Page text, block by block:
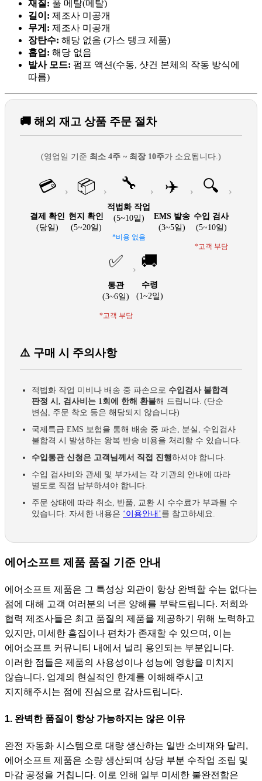
재질: 풀 메탈(메탈)
길이: 제조사 미공개
무게: 제조사 미공개
장탄수: 해당 없음 (가스 탱크 제품)
홉업: 해당 없음
발사 모드: 펌프 액션(수동, 샷건 본체의 작동 방식에
따름)
🚚 해외 재고 상품 주문 절차
(영업일 기준 최소 4주 ~ 최장 10주가 소요됩니다.)
💳
결제 확인
(당일)
› 📦
현지 확인
(5~20일)
› 🔧
적법화 작업
(5~10일)
*비용 없음
› ✈️
EMS 발송
(3~5일)
› 🔍
수입 검사
(5~10일)
*고객 부담
›
✅
통관
(3~6일)
*고객 부담
› 🚚
수령
(1~2일)
⚠️ 구매 시 주의사항
적법화 작업 미비나 배송 중 파손으로 수입검사 불합격
판정 시, 검사비는 1회에 한해 환불해 드립니다. (단순
변심, 주문 착오 등은 해당되지 않습니다)
국제특급 EMS 보험을 통해 배송 중 파손, 분실, 수입검사
불합격 시 발생하는 왕복 반송 비용을 처리할 수 있습니다.
수입통관 신청은 고객님께서 직접 진행하셔야 합니다.
수입 검사비와 관세 및 부가세는 각 기관의 안내에 따라
별도로 직접 납부하셔야 합니다.
주문 상태에 따라 취소, 반품, 교환 시 수수료가 부과될 수
있습니다. 자세한 내용은 ‘이용안내’를 참고하세요.
에어소프트 제품 품질 기준 안내
에어소프트 제품은 그 특성상 외관이 항상 완벽할 수는 없다는
점에 대해 고객 여러분의 너른 양해를 부탁드립니다. 저희와
협력 제조사들은 최고 품질의 제품을 제공하기 위해 노력하고
있지만, 미세한 흠집이나 편차가 존재할 수 있으며, 이는
에어소프트 커뮤니티 내에서 널리 용인되는 부분입니다.
이러한 점들은 제품의 사용성이나 성능에 영향을 미치지
않습니다. 업계의 현실적인 한계를 이해해주시고
지지해주시는 점에 진심으로 감사드립니다.
1. 완벽한 품질이 항상 가능하지는 않은 이유
완전 자동화 시스템으로 대량 생산하는 일반 소비재와 달리,
에어소프트 제품은 소량 생산되며 상당 부분 수작업 조립 및
마감 공정을 거칩니다. 이로 인해 일부 미세한 불완전함은